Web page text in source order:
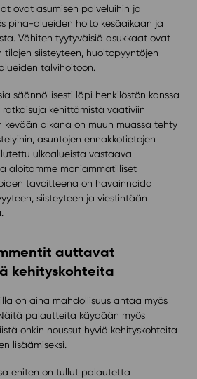
ovat asumisen palveluihin ja
piha-alueiden hoito kesäaikaan ja
Vähiten tyytyväisiä asukkaat ovat
siisteyteen, huoltopyyntöjen
talvihoitoon.
säännöllisesti läpi henkilöstön kanssa
kehittämistä vaativiin
kevään aikana on muun muassa tehty
asuntojen ennakkotietojen
ulkoalueista vastaava
aloitamme moniammatilliset
tavoitteena on havainnoida
siisteyteen ja viestintään
auttavat
kehityskohteita
on aina mahdollisuus antaa myös
palautteita käydään myös
onkin noussut hyviä kehityskohteita
lisäämiseksi.
eniten on tullut palautetta